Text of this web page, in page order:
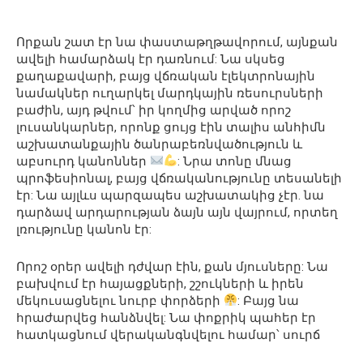
Որքան շատ էր նա փաստաթղթավորում, այնքան
ավելի համարձակ էր դառնում: Նա սկսեց
քաղաքավարի, բայց վճռական էլեկտրոնային
նամակներ ուղարկել մարդկային ռեսուրսների
բաժին, այդ թվում՝ իր կողմից արված որոշ
լուսանկարներ, որոնք ցույց էին տալիս անհիմն
աշխատանքային ծանրաբեռնվածություն և
աբսուրդ կանոններ
: Նրա տոնը մնաց
պրոֆեսիոնալ, բայց վճռականությունը տեսանելի
էր: Նա այլևս պարզապես աշխատակից չէր. նա
դարձավ արդարության ձայն այն վայրում, որտեղ
լռությունը կանոն էր:
Որոշ օրեր ավելի դժվար էին, քան մյուսները: Նա
բախվում էր հայացքների, շշուկների և իրեն
մեկուսացնելու նուրբ փորձերի
: Բայց նա
հրաժարվեց հանձնվել: Նա փոքրիկ պահեր էր
հատկացնում վերականգնվելու համար՝ սուրճ